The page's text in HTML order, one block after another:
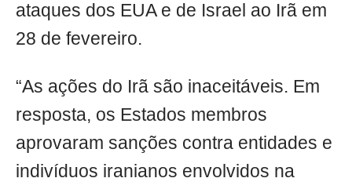
ataques dos EUA e de Israel ao Irã em
28 de fevereiro.
“As ações do Irã são inaceitáveis. Em
resposta, os Estados membros
aprovaram sanções contra entidades e
indivíduos iranianos envolvidos na